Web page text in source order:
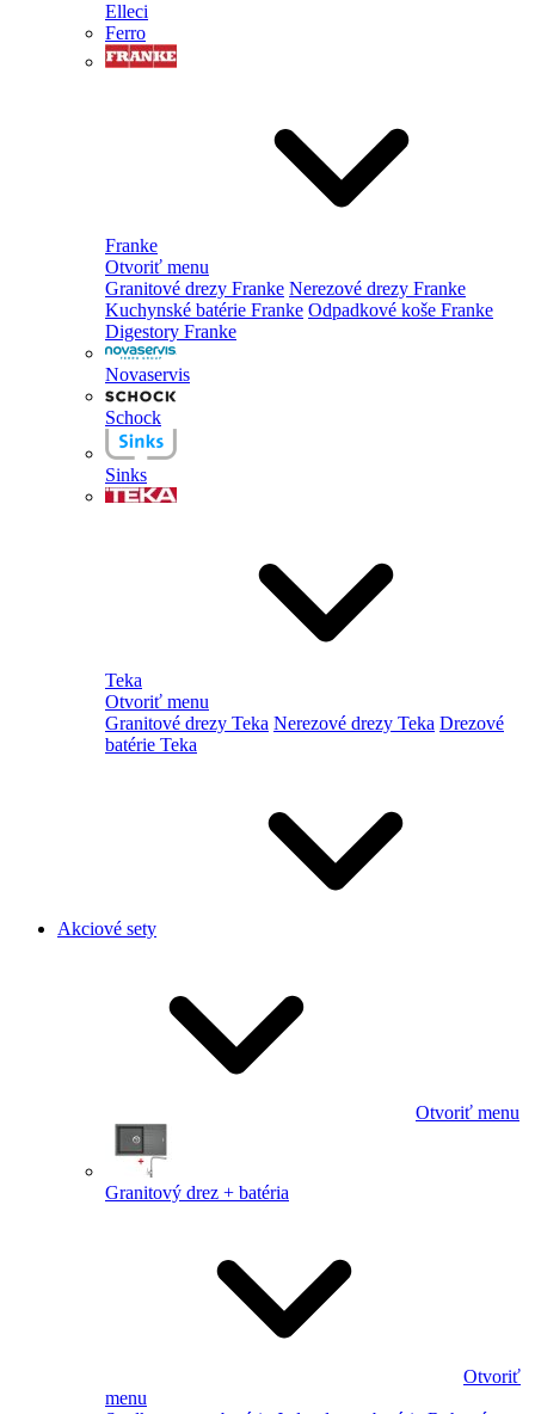
Elleci
Ferro
Franke
Otvoriť menu
Granitové drezy Franke Nerezové drezy Franke
Kuchynské batérie Franke Odpadkové koše Franke
Digestory Franke
Novaservis
Schock
Sinks
Teka
Otvoriť menu
Granitové drezy Teka Nerezové drezy Teka Drezové
batérie Teka
Akciové sety
Otvoriť menu
Granitový drez + batéria
Otvoriť
menu